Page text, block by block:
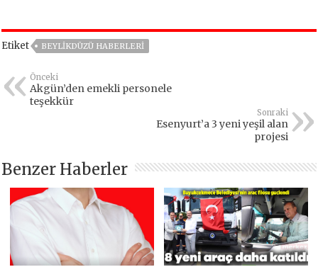
Etiket BEYLIKDÜZÜ HABERLERI
Önceki
Akgün’den emekli personele
teşekkür
Sonraki
Esenyurt’a 3 yeni yeşil alan
projesi
Benzer Haberler